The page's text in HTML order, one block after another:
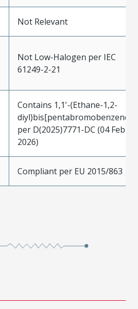
Not Relevant
Not Low-Halogen per IEC
61249-2-21
Contains 1,1'-(Ethane-1,2-
diyl)bis[pentabromobenzene]
per D(2025)7771-DC (04 Feb
2026)
Compliant per EU 2015/863